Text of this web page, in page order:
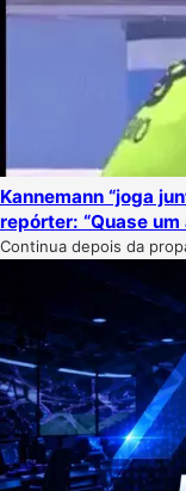
Kannemann “joga
repórter: “Quase um
Continua depois da